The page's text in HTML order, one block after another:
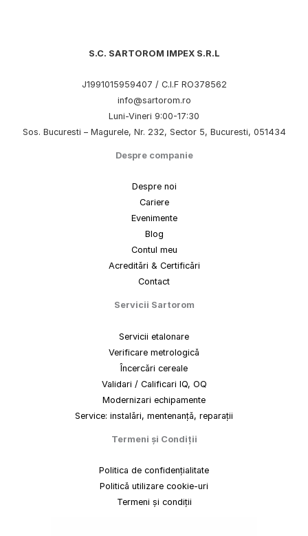
S.C. SARTOROM IMPEX S.R.L
J1991015959407 / C.I.F RO378562
info@sartorom.ro
Luni-Vineri 9:00-17:30
Sos. Bucuresti – Magurele, Nr. 232, Sector 5, Bucuresti, 051434
Despre companie
Despre noi
Cariere
Evenimente
Blog
Contul meu
Acreditări & Certificări
Contact
Servicii Sartorom
Servicii etalonare
Verificare metrologică
Încercări cereale
Validari / Calificari IQ, OQ
Modernizari echipamente
Service: instalări, mentenanță, reparații
Termeni și Condiții
Politica de confidențialitate
Politică utilizare cookie-uri
Termeni și condiții